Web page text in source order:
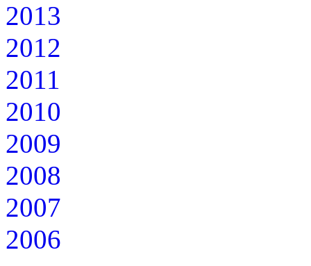
2013
2012
2011
2010
2009
2008
2007
2006